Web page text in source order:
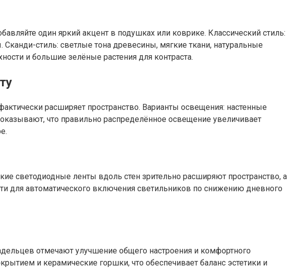
один яркий акцент в подушках или коврике. Классический стиль:
стиль: светлые тона древесины, мягкие ткани, натуральные
и большие зелёные растения для контраста.
расширяет пространство. Варианты освещения: настенные
что правильно распределённое освещение увеличивает
светодиодные ленты вдоль стен зрительно расширяют пространство, а
для автоматического включения светильников по снижению дневного
отмечают улучшение общего настроения и комфортного
и керамические горшки, что обеспечивает баланс эстетики и